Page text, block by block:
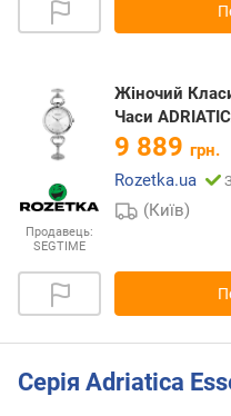
Продавець:
SEGTIME
Жіночий
Часи
9 889 грн.
Rozetka.ua
(Київ)
Серія Adriatica